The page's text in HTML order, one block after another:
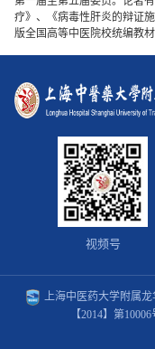
疗》、《病毒性肝炎的辩证
版全国高等中医院校统编教材
视频号
上海中医药大学附属龙
【2014】第